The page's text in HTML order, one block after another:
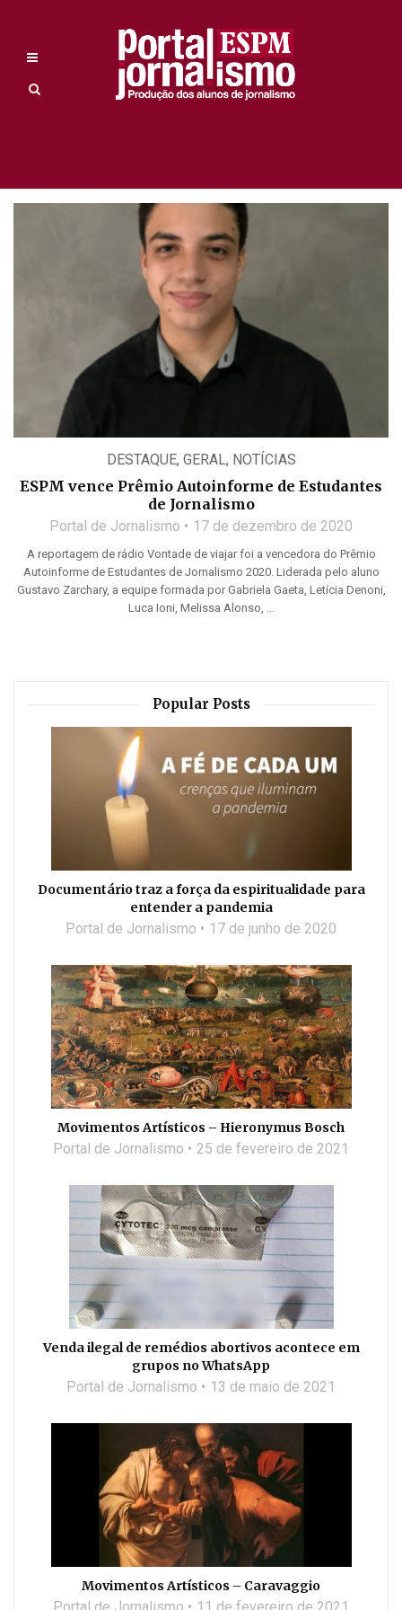
DESTAQUE, GERAL, NOTÍCIAS
ESPM vence Prêmio Autoinforme de Estudantes
de Jornalismo
Portal de Jornalismo 17 de dezembro de 2020
A reportagem de rádio Vontade de viajar foi a vencedora do Prêmio
Autoinforme de Estudantes de Jornalismo 2020. Liderada pelo aluno
Gustavo Zarchary, a equipe formada por Gabriela Gaeta, Letícia Denoni,
Luca Ioni, Melissa Alonso, ...
Popular Posts
Documentário traz a força da espiritualidade para
entender a pandemia
Portal de Jornalismo 17 de junho de 2020
Movimentos Artísticos – Hieronymus Bosch
Portal de Jornalismo 25 de fevereiro de 2021
Venda ilegal de remédios abortivos acontece em
grupos no WhatsApp
Portal de Jornalismo 13 de maio de 2021
Movimentos Artísticos – Caravaggio